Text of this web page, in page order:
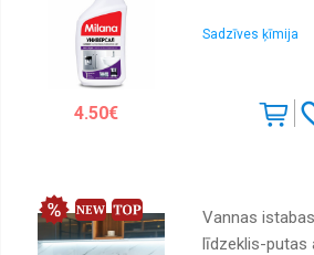
Lūpām
Matiem
Medicīnas
Piederumi
Profesionālā
Sadzīves ķīmija
4.50€
Vannas
līdzeklis-putas